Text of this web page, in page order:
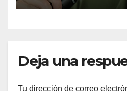
Deja una
Tu dirección de correo